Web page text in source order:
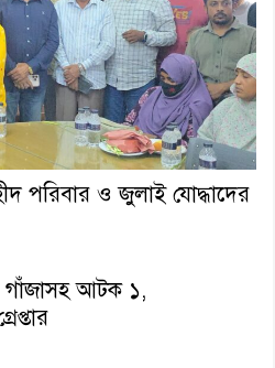
পরিবার ও জুলাই যোদ্ধাদের
গাঁজাসহ আটক ১,